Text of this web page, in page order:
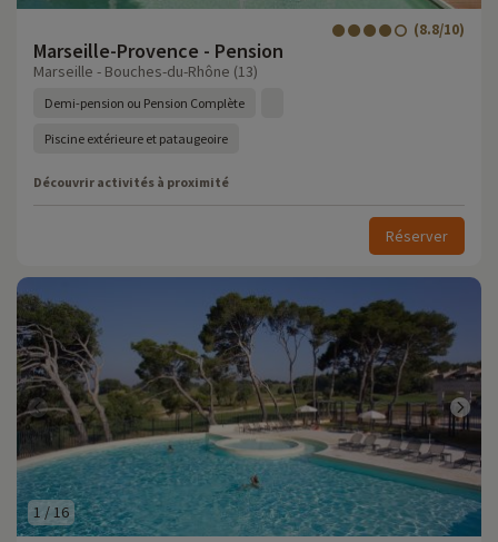
Marseille-Provence - Pension
(8.8/10)
Marseille - Bouches-du-Rhône (13)
Demi-pension ou Pension Complète
Piscine extérieure et pataugeoire
Découvrir activités à proximité
Réserver
1 /16